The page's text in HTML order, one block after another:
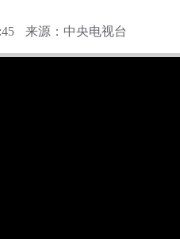
来源：中央电视台